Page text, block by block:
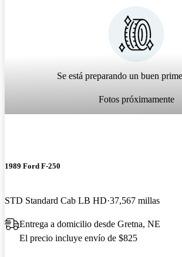
Se está preparando un buen
Fotos próximamente
1989 Ford F-250
STD Standard Cab LB HD 37,567 millas
Entrega a domicilio desde Gretna, NE
El precio incluye envío de $825